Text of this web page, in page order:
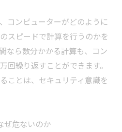
コンピューターがどのように
スピードで計算を行うのかを
なら数分かかる計算も、コン
回繰り返すことができます。
ことは、セキュリティ意識を
ぜ危ないのか